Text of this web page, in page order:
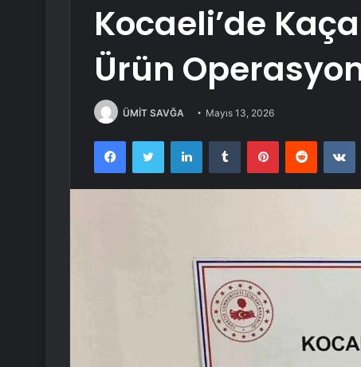
Kocaeli’de
Ürün
ÜMİT SAVĞA Mayıs 13, 2026
FacebookTwitter LinkedInTumblr PinterestReddit